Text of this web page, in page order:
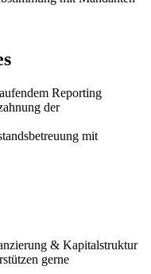
Reporting
der
mit
& Kapitalstruktur
gerne